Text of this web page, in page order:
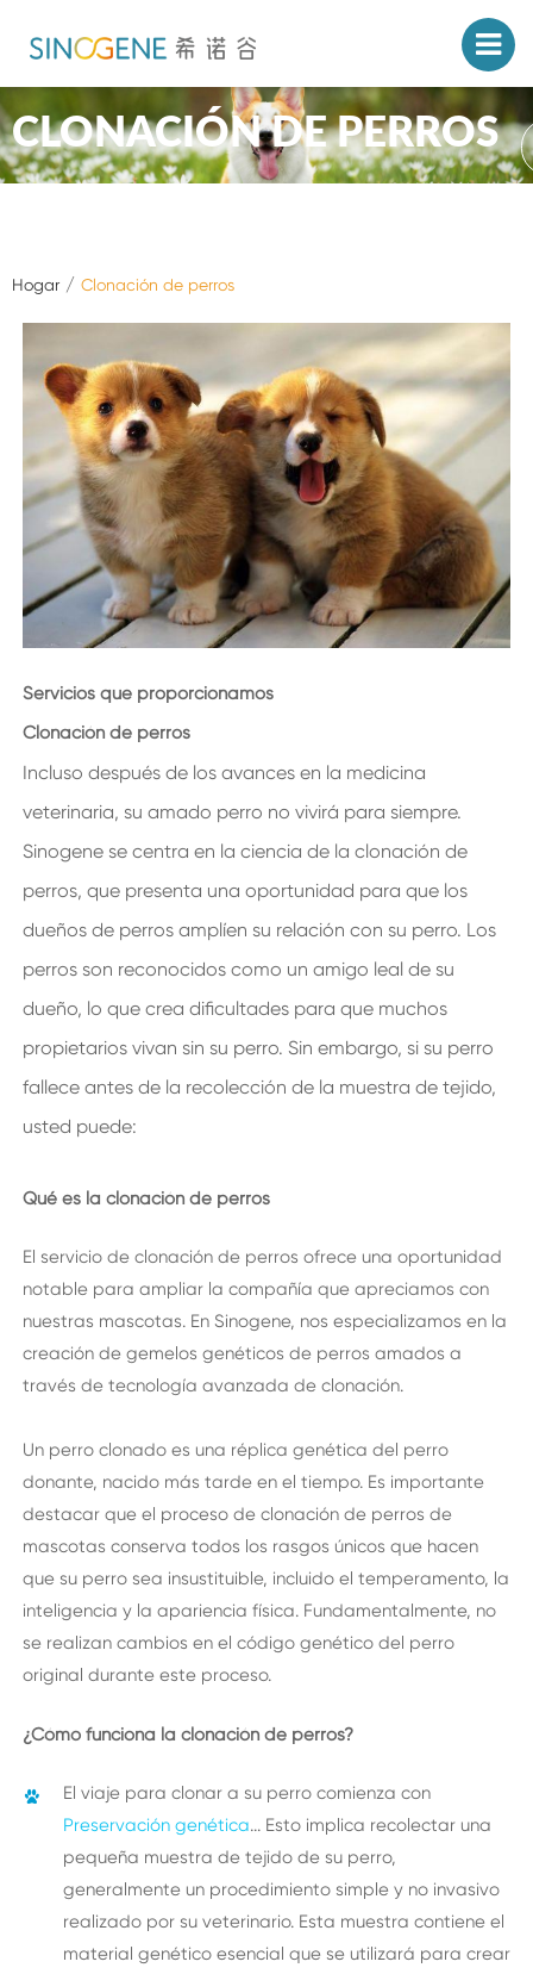
CLONACIÓN DE PERROS
Hogar Clonación de perros
Servicios que proporcionamos
Clonación de perros
Incluso después de los avances en la medicina
veterinaria, su amado perro no vivirá para siempre.
Sinogene se centra en la ciencia de la clonación de
perros, que presenta una oportunidad para que los
dueños de perros amplíen su relación con su perro. Los
perros son reconocidos como un amigo leal de su
dueño, lo que crea dificultades para que muchos
propietarios vivan sin su perro. Sin embargo, si su perro
fallece antes de la recolección de la muestra de tejido,
usted puede:
Qué es la clonación de perros
El servicio de clonación de perros ofrece una oportunidad
notable para ampliar la compañía que apreciamos con
nuestras mascotas. En Sinogene, nos especializamos en la
creación de gemelos genéticos de perros amados a
través de tecnología avanzada de clonación.
Un perro clonado es una réplica genética del perro
donante, nacido más tarde en el tiempo. Es importante
destacar que el proceso de clonación de perros de
mascotas conserva todos los rasgos únicos que hacen
que su perro sea insustituible, incluido el temperamento, la
inteligencia y la apariencia física. Fundamentalmente, no
se realizan cambios en el código genético del perro
original durante este proceso.
¿Cómo funciona la clonación de perros?
El viaje para clonar a su perro comienza con
Preservación genética... Esto implica recolectar una
pequeña muestra de tejido de su perro,
generalmente un procedimiento simple y no invasivo
realizado por su veterinario. Esta muestra contiene el
material genético esencial que se utilizará para crear